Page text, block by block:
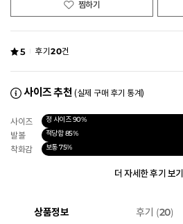
찜하기
5 후기20건
사이즈 추천 (실제 구매 후기 통계)
사이즈 정 사이즈90%
발볼 적당함85%
착화감 보통75%
더 자세한 후기 보기
상품정보 후기 (20)